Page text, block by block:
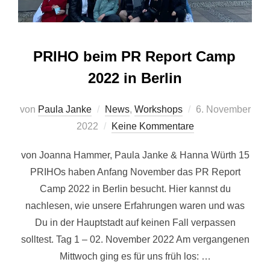
PRIHO beim PR Report Camp
2022 in Berlin
von Paula Janke News, Workshops
Veröffentlicht
6. November
2022
Keine Kommentare
von Joanna Hammer, Paula Janke & Hanna Würth 15
PRIHOs haben Anfang November das PR Report
Camp 2022 in Berlin besucht. Hier kannst du
nachlesen, wie unsere Erfahrungen waren und was
Du in der Hauptstadt auf keinen Fall verpassen
solltest. Tag 1 – 02. November 2022 Am vergangenen
Mittwoch ging es für uns früh los: …